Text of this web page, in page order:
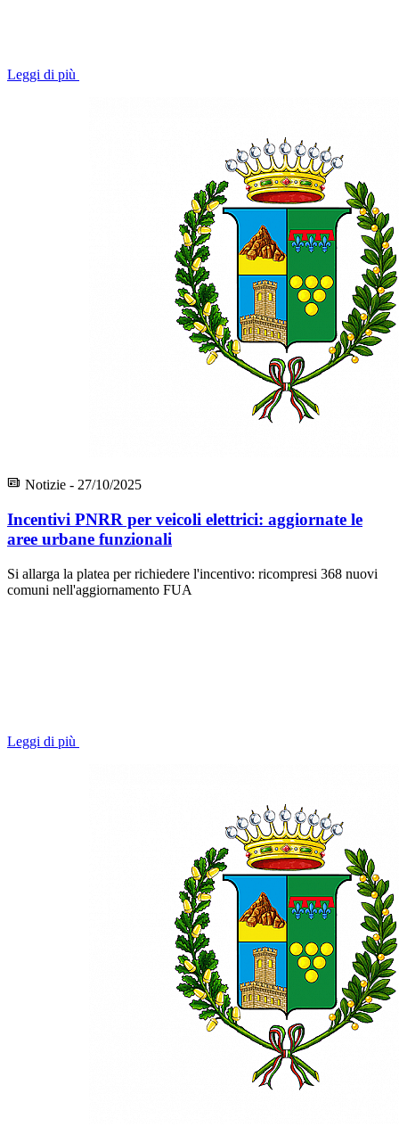
Leggi di più
Notizie - 27/10/2025
Incentivi PNRR per veicoli elettrici: aggiornate le
aree urbane funzionali
Si allarga la platea per richiedere l'incentivo: ricompresi 368 nuovi
comuni nell'aggiornamento FUA
Leggi di più